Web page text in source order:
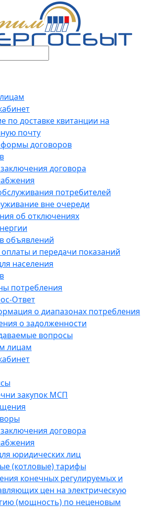
по доставке квитанции на
почту
договоров
договора
потребителей
вне очереди
об отключениях
объявлений
и передачи показаний
населения
потребления
Ответ
о диапазонах потребления
о задолженности
вопросы
лицам
закупок МСП
договора
юридических лиц
(котловые) тарифы
конечных регулируемых и
цен на электрическую
(мощность) по неценовым